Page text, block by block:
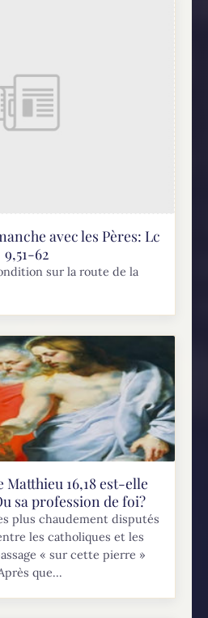
avec les Pères: Lc
9,51-62
sur la route de la
Matthieu 16,18 est-elle
sa profession de foi?
plus chaudement disputés
les catholiques et les
« sur cette pierre »
que...